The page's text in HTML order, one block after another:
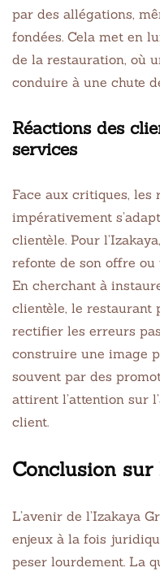
par des allégations,
fondées. Cela met en
de la restauration, où
conduire à une chute
Réactions des
services
Face aux critiques, les
impérativement
clientèle. Pour
refonte de son offre
En cherchant à
clientèle, le restaurant
rectifier les erreurs
construire une image
souvent par des
attirent l’attention sur
client.
Conclusion sur
L’avenir de l’Izakaya
enjeux à la fois
peser lourdement. La